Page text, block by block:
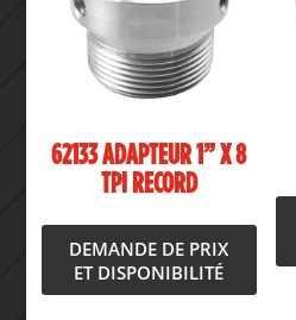
62133 ADAPTEUR 1” X 8
TPI RECORD
DEMANDE DE PRIX
ET DISPONIBILITÉ